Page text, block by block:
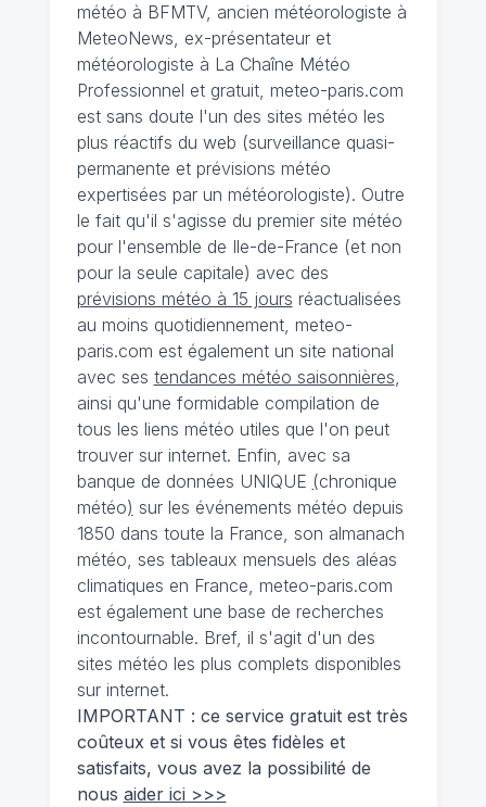
météo à BFMTV, ancien météorologiste à
MeteoNews, ex-présentateur et
météorologiste à La Chaîne Météo
Professionnel et gratuit, meteo-paris.com
est sans doute l'un des sites météo les
plus réactifs du web (surveillance quasi-
permanente et prévisions météo
expertisées par un météorologiste). Outre
le fait qu'il s'agisse du premier site météo
pour l'ensemble de Ile-de-France (et non
pour la seule capitale) avec des
prévisions météo à 15 jours réactualisées
au moins quotidiennement, meteo-
paris.com est également un site national
avec ses tendances météo saisonnières,
ainsi qu'une formidable compilation de
tous les liens météo utiles que l'on peut
trouver sur internet. Enfin, avec sa
banque de données UNIQUE (chronique
météo) sur les événements météo depuis
1850 dans toute la France, son almanach
météo, ses tableaux mensuels des aléas
climatiques en France, meteo-paris.com
est également une base de recherches
incontournable. Bref, il s'agit d'un des
sites météo les plus complets disponibles
sur internet.
IMPORTANT : ce service gratuit est très
coûteux et si vous êtes fidèles et
satisfaits, vous avez la possibilité de
nous aider ici >>>